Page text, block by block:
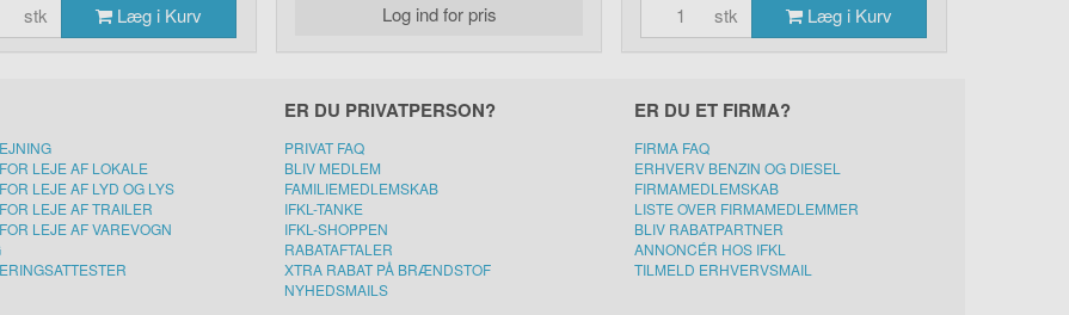
stk Læg i Kurv Log ind for pris stk Læg i Kurv
LEJE AF LOKALE
LEJE AF LYD OG LYS
LEJE AF TRAILER
LEJE AF VAREVOGN
ER DU PRIVATPERSON?
PRIVAT FAQ
BLIV MEDLEM
FAMILIEMEDLEMSKAB
IFKL-TANKE
IFKL-SHOPPEN
RABATAFTALER
XTRA RABAT PÅ BRÆNDSTOF
NYHEDSMAILS
ER DU ET FIRMA?
FIRMA FAQ
ERHVERV BENZIN OG DIESEL
FIRMAMEDLEMSKAB
LISTE OVER FIRMAMEDLEMMER
BLIV RABATPARTNER
ANNONCÉR HOS IFKL
TILMELD ERHVERVSMAIL